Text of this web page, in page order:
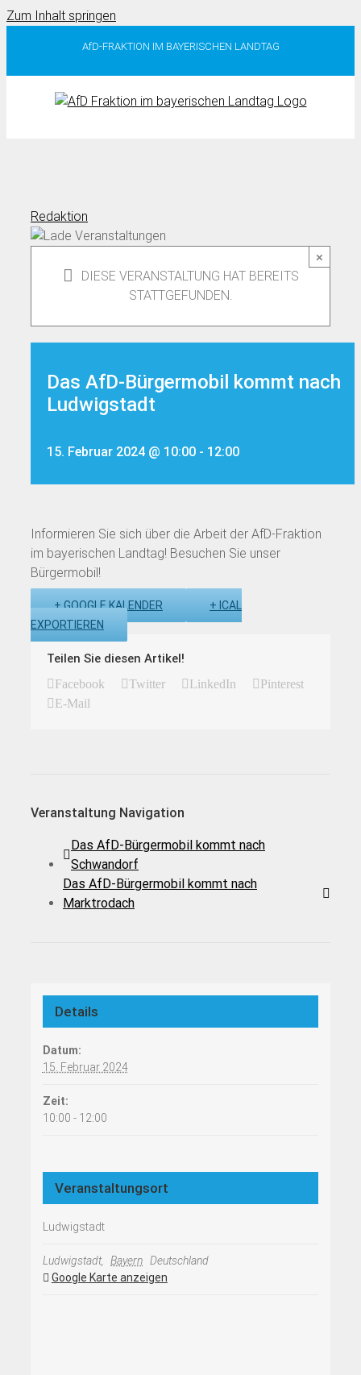
Zum Inhalt springen
AfD-FRAKTION IM BAYERISCHEN LANDTAG
Redaktion
×
DIESE VERANSTALTUNG HAT BEREITS
STATTGEFUNDEN.
Das AfD-Bürgermobil kommt nach
Ludwigstadt
15. Februar 2024 @ 10:00 - 12:00
Informieren Sie sich über die Arbeit der AfD-Fraktion
im bayerischen Landtag! Besuchen Sie unser
Bürgermobil!
+ GOOGLE KALENDER
+ ICAL
EXPORTIEREN
Teilen Sie diesen Artikel!
Facebook Twitter LinkedIn
Pinterest
E-Mail
Veranstaltung Navigation
Das AfD-Bürgermobil kommt nach
Schwandorf
Das AfD-Bürgermobil kommt nach
Marktrodach
Details
Datum:
15. Februar 2024
Zeit:
10:00 - 12:00
Veranstaltungsort
Ludwigstadt
Ludwigstadt, Bayern Deutschland
Google Karte anzeigen